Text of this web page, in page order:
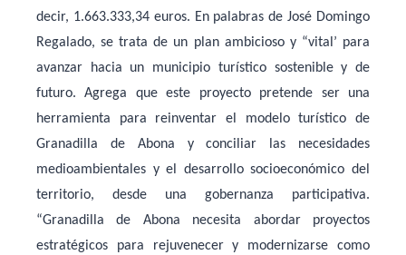
decir, 1.663.333,34 euros. En palabras de José Domingo
Regalado, se trata de un plan ambicioso y “vital’ para
avanzar hacia un municipio turístico sostenible y de
futuro. Agrega que este proyecto pretende ser una
herramienta para reinventar el modelo turístico de
Granadilla de Abona y conciliar las necesidades
medioambientales y el desarrollo socioeconómico del
territorio, desde una gobernanza participativa.
“Granadilla de Abona necesita abordar proyectos
estratégicos para rejuvenecer y modernizarse como